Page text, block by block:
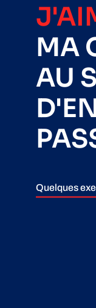
MA
AU
Quelques